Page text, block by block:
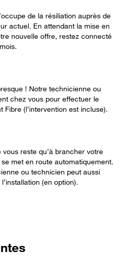
de la résiliation auprès de
actuel. En attendant la mise en
nouvelle offre, restez connecté
! Notre technicienne ou
chez vous pour effectuer le
Fibre (l’intervention est incluse).
vous reste qu’à brancher votre
met en route automatiquement.
ou technicien peut aussi
(en option).